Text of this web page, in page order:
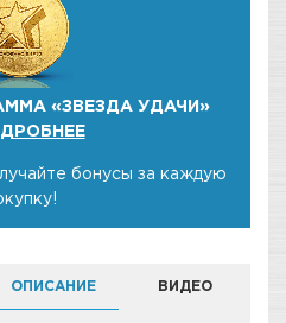
«ЗВЕЗДА УДАЧИ»
бонусы за каждую
ОПИСАНИЕ ВИДЕО